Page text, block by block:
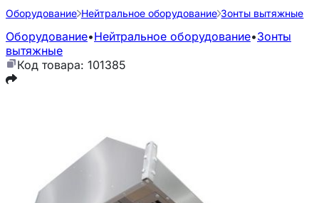
Оборудование Нейтральное оборудование Зонты вытяжные
Оборудование•Нейтральное оборудование•Зонты
вытяжные
Код товара: 101385